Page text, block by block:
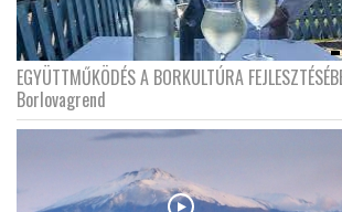
EGYÜTTMŰKÖDÉS A BORKULTÚRA
Borlovagrend